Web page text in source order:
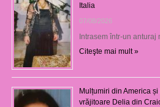
Italia
07/08/2026
Intrasem într-un anturaj
Citeşte mai mult »
Mulțumiri din America
vrăjitoare Delia din